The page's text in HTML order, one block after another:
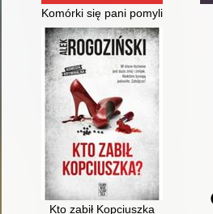
Komórki się pani pomyliły
Kto zabił Kopciuszka